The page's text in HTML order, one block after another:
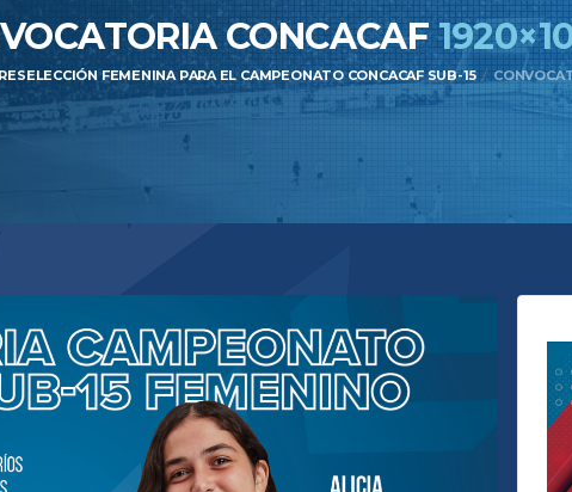
CONCACAF
FEMENINA PARA EL CAMPEONATO CONCACAF SUB-15